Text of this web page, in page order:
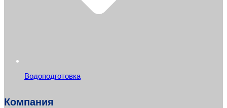
Водоподготовка
Компания